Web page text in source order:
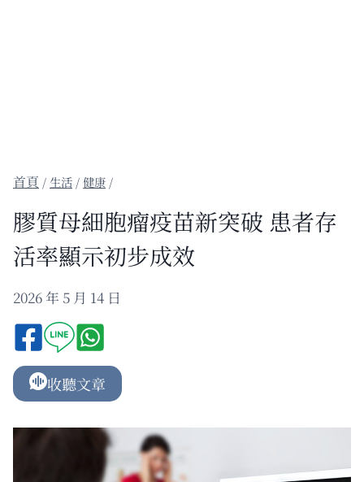
/生活 /健康 /
膠質母細胞瘤疫苗新突破 患者存
活率顯示初步成效
2026 年 5 月 14 日
收聽文章